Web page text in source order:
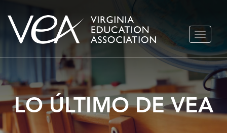
Ir
LO ÚLTIMO DE VEA